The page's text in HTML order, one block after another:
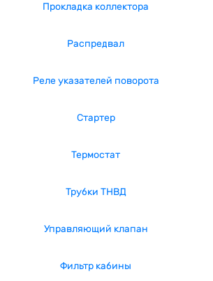
Прокладка коллектора
Распредвал
Реле указателей поворота
Стартер
Термостат
Трубки ТНВД
Управляющий клапан
Фильтр кабины